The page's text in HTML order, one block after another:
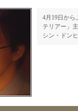
4月19日か
テリアー」
シン・ドン